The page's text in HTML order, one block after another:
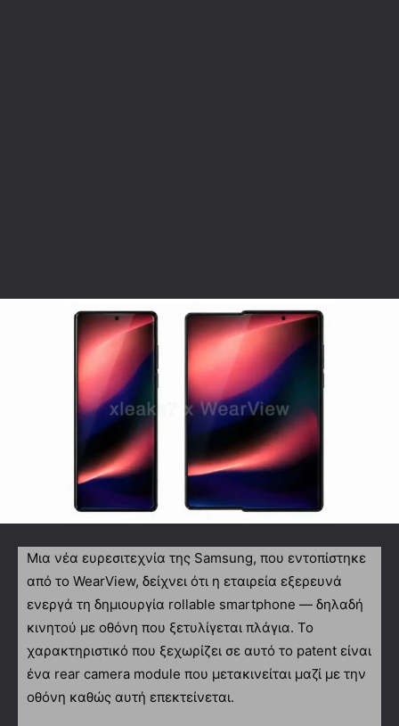
Μια νέα ευρεσιτεχνία της Samsung, που εντοπίστηκε
από το WearView, δείχνει ότι η εταιρεία εξερευνά
ενεργά τη δημιουργία rollable smartphone — δηλαδή
κινητού με οθόνη που ξετυλίγεται πλάγια. Το
χαρακτηριστικό που ξεχωρίζει σε αυτό το patent είναι
ένα rear camera module που μετακινείται μαζί με την
οθόνη καθώς αυτή επεκτείνεται.